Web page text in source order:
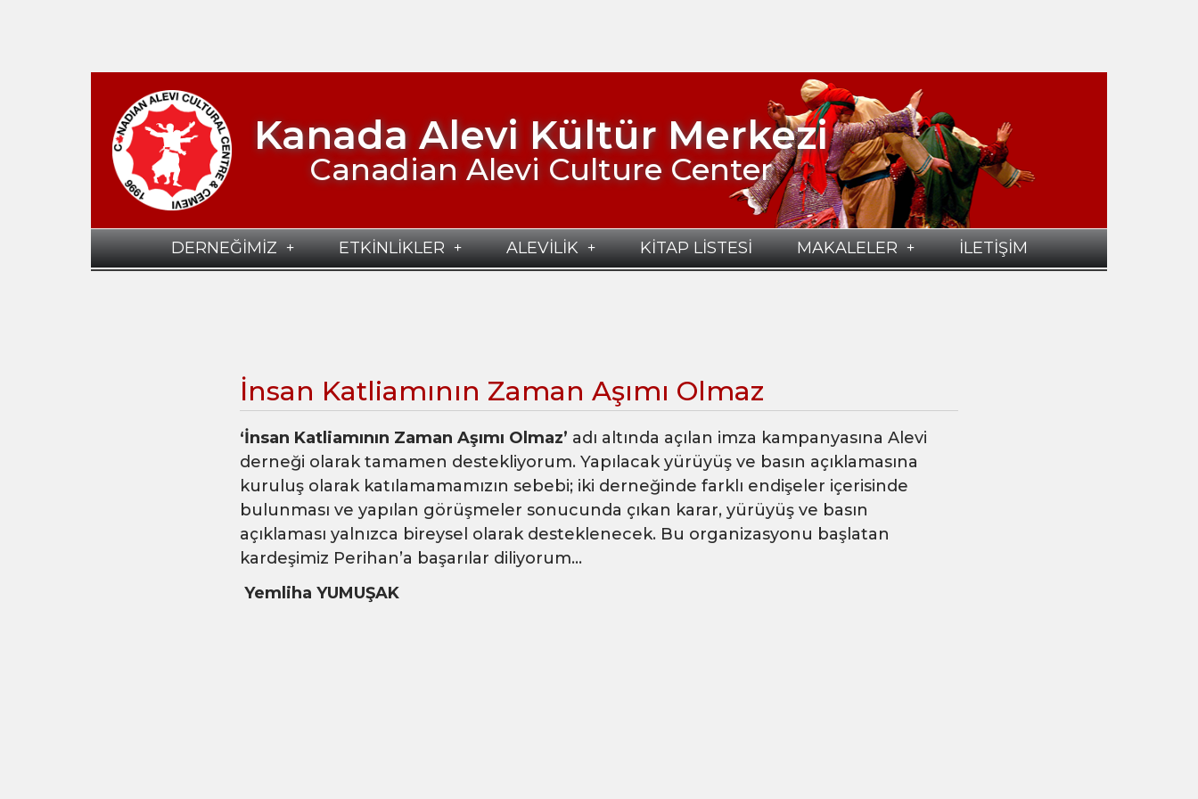
Kanada Alevi Kültür Merkezi
Canadian Alevi Culture Center
DERNEĞİMİZ ETKİNLİKLER ALEVİLİK KİTAP LİSTESİ MAKALELER İLETİŞİM
İnsan Katliamının Zaman Aşımı Olmaz
‘İnsan Katliamının Zaman Aşımı Olmaz’ adı altında açılan imza kampanyasına Alevi
derneği olarak tamamen destekliyorum. Yapılacak yürüyüş ve basın açıklamasına
kuruluş olarak katılamamamızın sebebi; iki derneğinde farklı endişeler içerisinde
bulunması ve yapılan görüşmeler sonucunda çıkan karar, yürüyüş ve basın
açıklaması yalnızca bireysel olarak desteklenecek. Bu organizasyonu başlatan
kardeşimiz Perihan’a başarılar diliyorum…
Yemliha YUMUŞAK